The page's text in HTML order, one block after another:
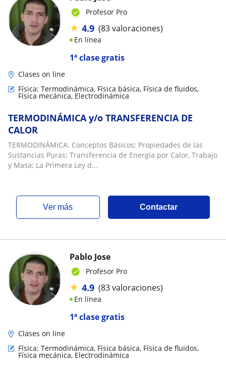
1ª clase gratis
Profesor Pro
★ 4.9 (83 valoraciones)
En línea
Clases on line
Física: Termodinámica, Física básica, Física de fluidos,
Física mecánica, Electrodinámica
TERMODINÁMICA y/o TRANSFERENCIA DE
CALOR
TERMODINÁMICA: Conceptos Básicos; Propiedades de las
Sustancias Puras; Transferencia de Energía por Calor, Trabajo
y Masa; La Primera Ley d...
ver más Contactar
1ª clase gratis
Pablo Jose
Profesor Pro
★ 4.9 (83 valoraciones)
En línea
Clases on line
Física: Termodinámica, Física básica, Física de fluidos,
Física mecánica, Electrodinámica